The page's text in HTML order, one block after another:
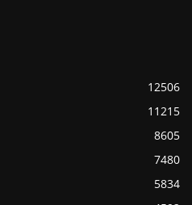
12506
11215
8605
7480
5834